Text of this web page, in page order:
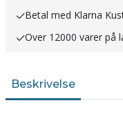
Betal med Klarna
Over 12000 varer på
Beskrivelse